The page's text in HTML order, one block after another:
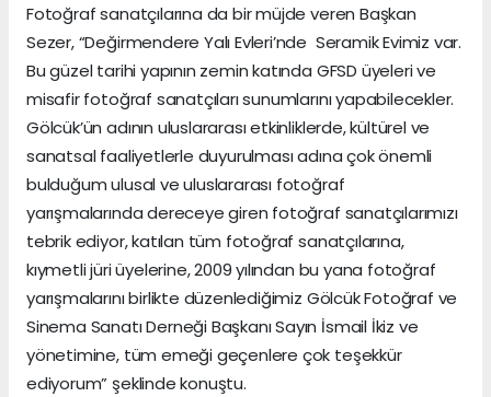
Fotoğraf sanatçılarına da bir müjde veren Başkan
Sezer, “Değirmendere Yalı Evleri’nde Seramik Evimiz var.
Bu güzel tarihi yapının zemin katında GFSD üyeleri ve
misafir fotoğraf sanatçıları sunumlarını yapabilecekler.
Gölcük’ün adının uluslararası etkinliklerde, kültürel ve
sanatsal faaliyetlerle duyurulması adına çok önemli
bulduğum ulusal ve uluslararası fotoğraf
yarışmalarında dereceye giren fotoğraf sanatçılarımızı
tebrik ediyor, katılan tüm fotoğraf sanatçılarına,
kıymetli jüri üyelerine, 2009 yılından bu yana fotoğraf
yarışmalarını birlikte düzenlediğimiz Gölcük Fotoğraf ve
Sinema Sanatı Derneği Başkanı Sayın İsmail İkiz ve
yönetimine, tüm emeği geçenlere çok teşekkür
ediyorum” şeklinde konuştu.